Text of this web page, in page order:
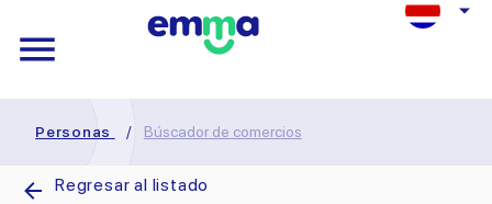
Personas / Búscador de comercios
Regresar al listado